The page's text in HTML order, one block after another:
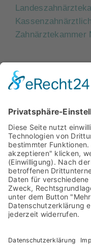
Zahnärztekammer
ZahnRat
Facebook
Kontakt
Impressum
2024 ZahnRat – Die